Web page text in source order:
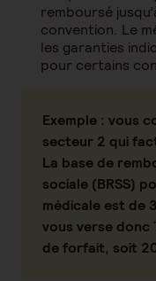
remboursé
convention. Le
les garanties
pour certains
Exemple : vous
secteur 2 qui
La base de
sociale (BRSS)
médicale est de
vous verse donc
de forfait, soit